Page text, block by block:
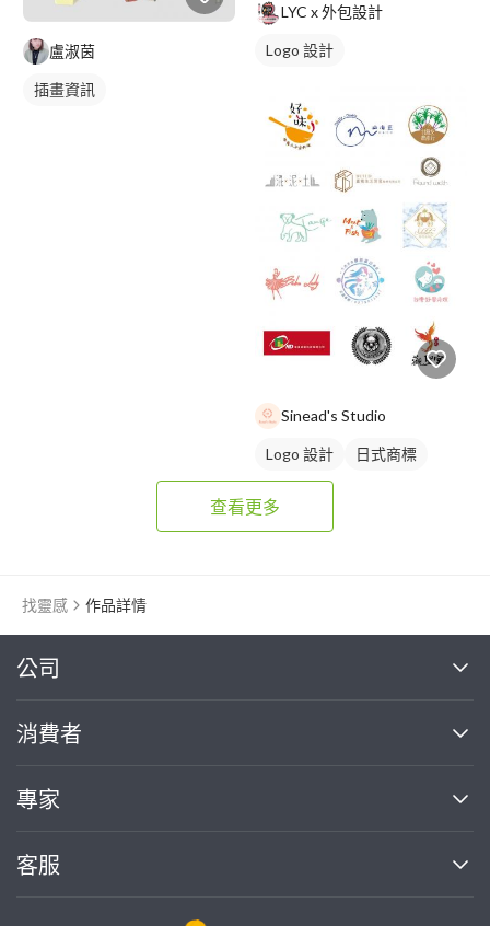
盧淑茵
插畫資訊
LYC x 外包設計
Logo 設計
Sinead's Studio
Logo 設計 日式商標
查看更多
找靈感 作品詳情
公司
關於我們
部落格
加入我們
消費者
買服務
熱門服務
專家
案件中心
客服
繼續完成